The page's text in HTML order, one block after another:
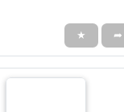
★ ➦